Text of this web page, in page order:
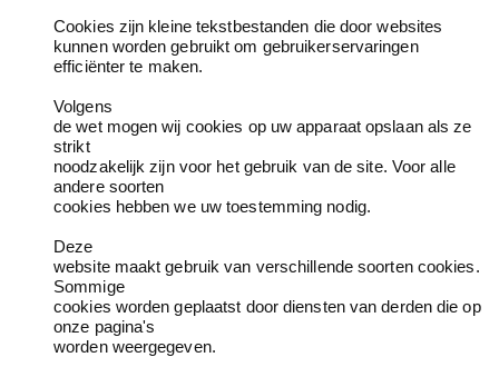
Cookies zijn kleine tekstbestanden die door websites
kunnen worden gebruikt om gebruikerservaringen
efficiënter te maken.
Volgens
de wet mogen wij cookies op uw apparaat opslaan als ze
strikt
noodzakelijk zijn voor het gebruik van de site. Voor alle
andere soorten
cookies hebben we uw toestemming nodig.
Deze
website maakt gebruik van verschillende soorten cookies.
Sommige
cookies worden geplaatst door diensten van derden die op
onze pagina's
worden weergegeven.